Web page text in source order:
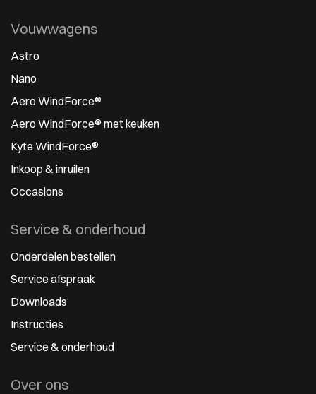
Vouwwagens
Astro
Nano
Aero WindForce®
Aero WindForce® met keuken
Kyte WindForce®
Inkoop & inruilen
Occasions
Service & onderhoud
Onderdelen bestellen
Service afspraak
Downloads
Instructies
Service & onderhoud
Over ons